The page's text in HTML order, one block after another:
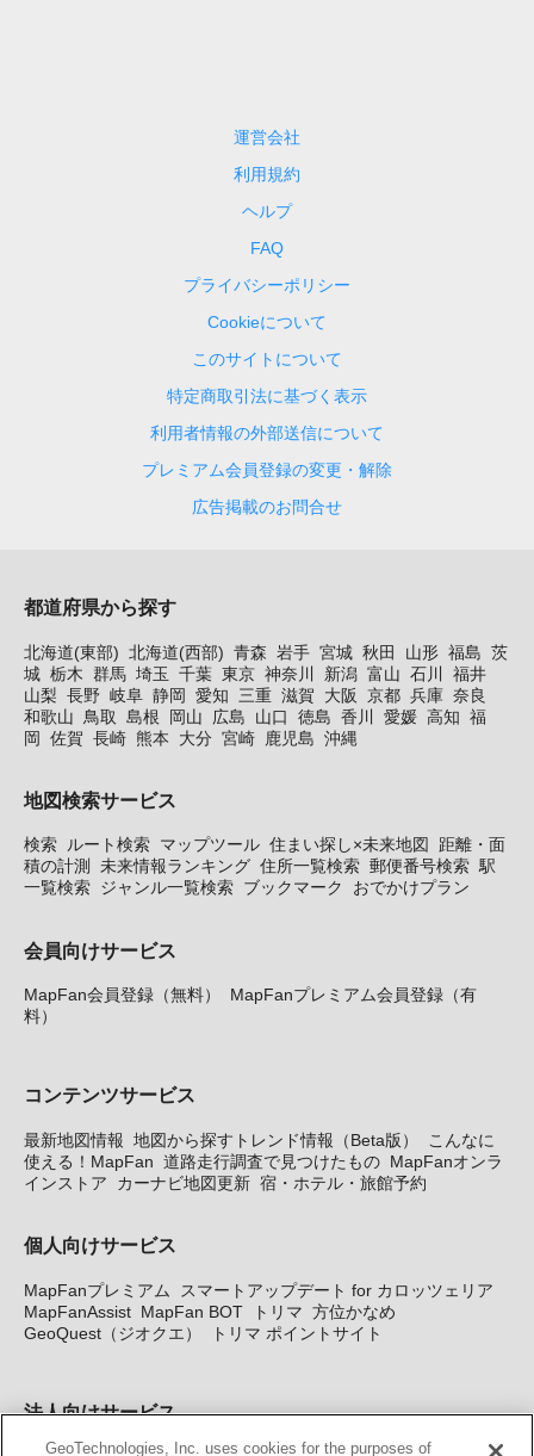
運営会社
利用規約
ヘルプ
FAQ
プライバシーポリシー
Cookieについて
このサイトについて
特定商取引法に基づく表示
利用者情報の外部送信について
プレミアム会員登録の変更・解除
広告掲載のお問合せ
都道府県から探す
北海道(東部) 北海道(西部) 青森 岩手 宮城 秋田 山形 福島 茨
城 栃木 群馬 埼玉 千葉 東京 神奈川 新潟 富山 石川
福井
山梨 長野 岐阜 静岡 愛知 三重 滋賀 大阪 京都 兵庫 奈良
和歌山
鳥取 島根 岡山 広島 山口 徳島 香川 愛媛 高知 福
岡 佐賀 長崎 熊本 大分 宮崎 鹿児島 沖縄
地図検索サービス
検索 ルート検索 マップツール 住まい探し×未来地図
距離・面
積の計測
未来情報ランキング 住所一覧検索 郵便番号検索 駅
一覧検索 ジャンル一覧検索 ブックマーク おでかけプラン
会員向けサービス
MapFan会員登録（無料）
MapFanプレミアム会員登録（有
料）
コンテンツサービス
最新地図情報 地図から探すトレンド情報（Beta版）
こんなに
使える！MapFan 道路走行調査で見つけたもの MapFanオンラ
インストア
カーナビ地図更新 宿・ホテル・旅館予約
個人向けサービス
MapFanプレミアム
スマートアップデート for カロッツェリア
MapFanAssist MapFan BOT トリマ 方位かなめ
GeoQuest（ジオクエ）
トリマ ポイントサイト
法人向けサービス
GeoTechnologies, Inc. uses cookies for the purposes of